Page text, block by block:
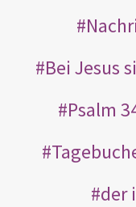
Bei Jesus
Psalm
der